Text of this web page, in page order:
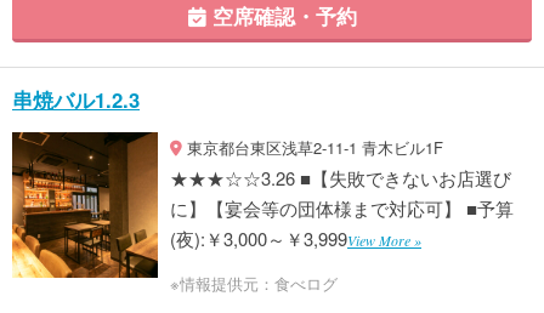
空席確認・予約
串焼バル1.2.3
東京都台東区浅草2-11-1 青木ビル1F
★★★☆☆3.26 ■【失敗できないお店選び
に】【宴会等の団体様まで対応可】 ■予算
(夜):￥3,000～￥3,999View More »
※情報提供元：食べログ